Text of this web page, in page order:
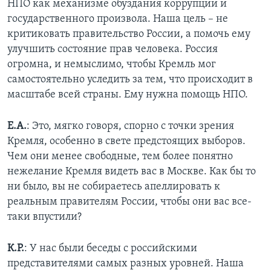
НПО как механизме обуздания коррупции и
государственного произвола. Наша цель – не
критиковать правительство России, а помочь ему
улучшить состояние прав человека. Россия
огромна, и немыслимо, чтобы Кремль мог
самостоятельно уследить за тем, что происходит в
масштабе всей страны. Ему нужна помощь НПО.
Е.А.: Это, мягко говоря, спорно с точки зрения
Кремля, особенно в свете предстоящих выборов.
Чем они менее свободные, тем более понятно
нежелание Кремля видеть вас в Москве. Как бы то
ни было, вы не собираетесь апеллировать к
реальным правителям России, чтобы они вас все-
таки впустили?
К.Р.: У нас были беседы с российскими
представителями самых разных уровней. Наша